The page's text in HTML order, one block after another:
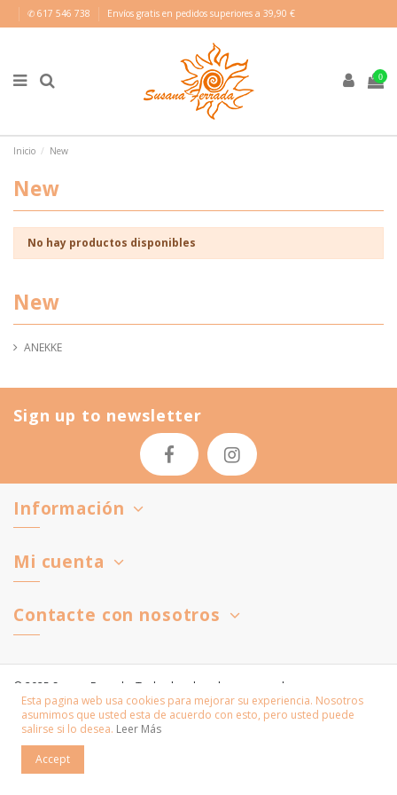
✆ 617 546 738 Envíos gratis en pedidos superiores a 39,90 €
0
Inicio New
New
No hay productos disponibles
New
ANEKKE
Sign up to newsletter
Información
Mi cuenta
Contacte con nosotros
© 2025 Susana Ferrada. Todos los derechos reservados.
Developed byDigitec Media S.L.
Esta pagina web usa cookies para mejorar su experiencia. Nosotros
asumimos que usted esta de acuerdo con esto, pero usted puede
salirse si lo desea. Leer Más
Accept